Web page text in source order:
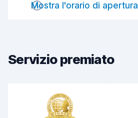
Mostra l'orario di apertura
Servizio premiato